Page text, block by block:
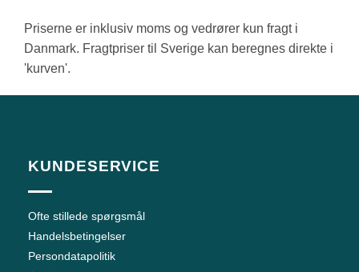
Priserne er inklusiv moms og vedrører kun fragt i
Danmark. Fragtpriser til Sverige kan beregnes direkte i
'kurven'.
KUNDESERVICE
Ofte stillede spørgsmål
Handelsbetingelser
Persondatapolitik